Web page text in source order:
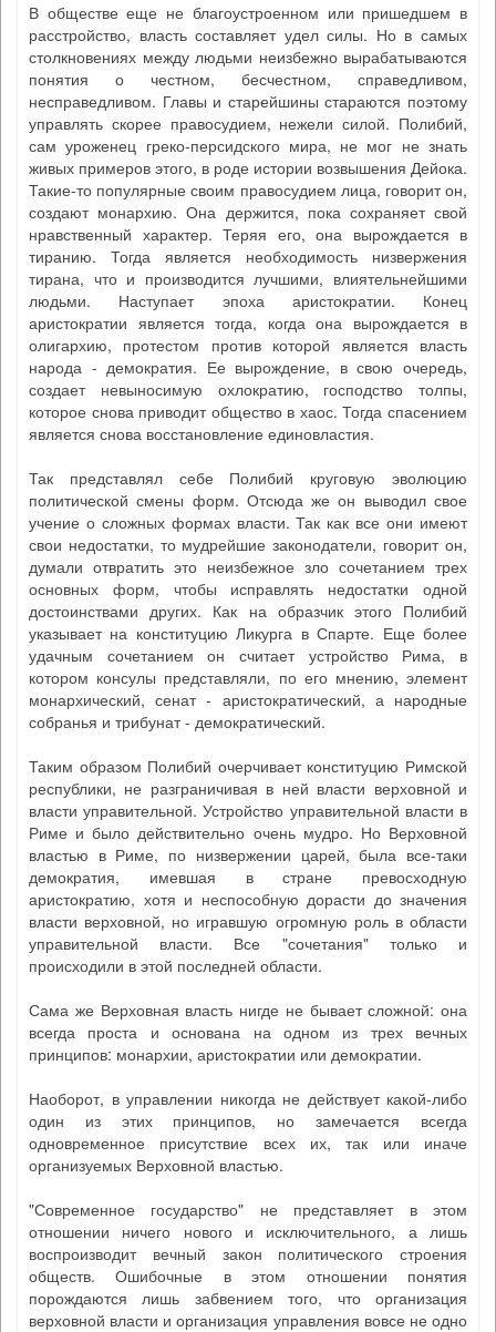
В обществе еще не благоустроенном или пришедшем в
расстройство, власть составляет удел силы. Но в самых
столкновениях между людьми неизбежно вырабатываются
понятия о честном, бесчестном, справедливом,
несправедливом. Главы и старейшины стараются поэтому
управлять скорее правосудием, нежели силой. Полибий,
сам уроженец греко-персидского мира, не мог не знать
живых примеров этого, в роде истории возвышения Дейока.
Такие-то популярные своим правосудием лица, говорит он,
создают монархию. Она держится, пока сохраняет свой
нравственный характер. Теряя его, она вырождается в
тиранию. Тогда является необходимость низвержения
тирана, что и производится лучшими, влиятельнейшими
людьми. Наступает эпоха аристократии. Конец
аристократии является тогда, когда она вырождается в
олигархию, протестом против которой является власть
народа - демократия. Ее вырождение, в свою очередь,
создает невыносимую охлократию, господство толпы,
которое снова приводит общество в хаос. Тогда спасением
является снова восстановление единовластия.
Так представлял себе Полибий круговую эволюцию
политической смены форм. Отсюда же он выводил свое
учение о сложных формах власти. Так как все они имеют
свои недостатки, то мудрейшие законодатели, говорит он,
думали отвратить это неизбежное зло сочетанием трех
основных форм, чтобы исправлять недостатки одной
достоинствами других. Как на образчик этого Полибий
указывает на конституцию Ликурга в Спарте. Еще более
удачным сочетанием он считает устройство Рима, в
котором консулы представляли, по его мнению, элемент
монархический, сенат - аристократический, а народные
собранья и трибунат - демократический.
Таким образом Полибий очерчивает конституцию Римской
республики, не разграничивая в ней власти верховной и
власти управительной. Устройство управительной власти в
Риме и было действительно очень мудро. Но Верховной
властью в Риме, по низвержении царей, была все-таки
демократия, имевшая в стране превосходную
аристократию, хотя и неспособную дорасти до значения
власти верховной, но игравшую огромную роль в области
управительной власти. Все "сочетания" только и
происходили в этой последней области.
Сама же Верховная власть нигде не бывает сложной: она
всегда проста и основана на одном из трех вечных
принципов: монархии, аристократии или демократии.
Наоборот, в управлении никогда не действует какой-либо
один из этих принципов, но замечается всегда
одновременное присутствие всех их, так или иначе
организуемых Верховной властью.
"Современное государство" не представляет в этом
отношении ничего нового и исключительного, а лишь
воспроизводит вечный закон политического строения
обществ. Ошибочные в этом отношении понятия
порождаются лишь забвением того, что организация
верховной власти и организация управления вовсе не одно